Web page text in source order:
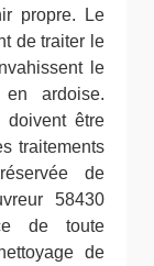
propre. Le
de traiter le
le
ardoise.
doivent être
traitements
de
58430
de toute
de